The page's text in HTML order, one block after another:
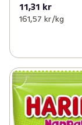
11,31 kr
161,57 kr /kg